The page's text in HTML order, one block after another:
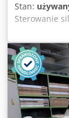
Stan:
Sterowanie